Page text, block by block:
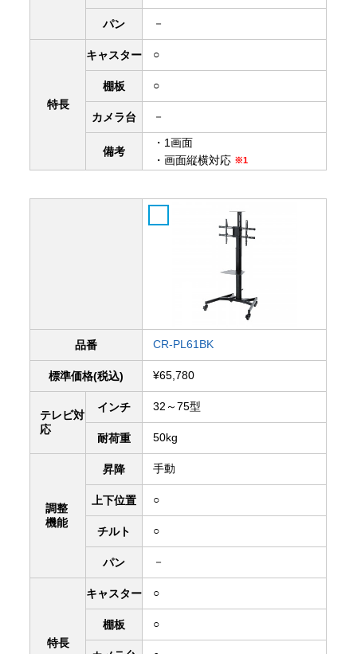
パン －
特長
キャスター ○
棚板 ○
カメラ台 －
備考
・1画面
・画面縦横対応 ※1
品番 CR-PL61BK
標準価格(税込) ¥65,780
テレビ対
応
インチ 32～75型
耐荷重 50kg
調整
機能
昇降 手動
上下位置 ○
チルト ○
パン －
特長
キャスター ○
棚板 ○